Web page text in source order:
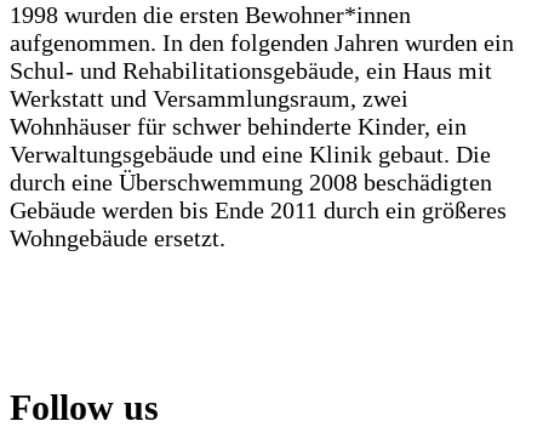
1998 wurden die ersten Bewohner*innen
aufgenommen. In den folgenden Jahren wurden ein
Schul- und Rehabilitationsgebäude, ein Haus mit
Werkstatt und Versammlungsraum, zwei
Wohnhäuser für schwer behinderte Kinder, ein
Verwaltungsgebäude und eine Klinik gebaut. Die
durch eine Überschwemmung 2008 beschädigten
Gebäude werden bis Ende 2011 durch ein größeres
Wohngebäude ersetzt.
Follow us